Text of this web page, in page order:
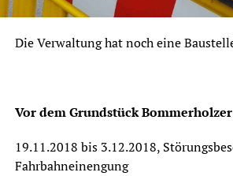
Die Verwaltung hat noch eine
Vor dem Grundstück Bommerholzer
19.11.2018 bis 3.12.2018,
Fahrbahneinengung